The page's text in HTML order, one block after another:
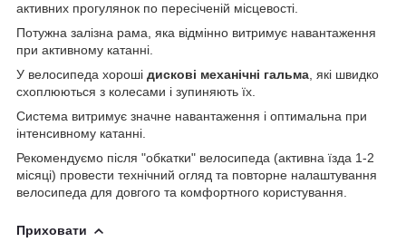
активних прогулянок по пересіченій місцевості.
Потужна залізна рама, яка відмінно витримує навантаження
при активному катанні.
У велосипеда хороші дискові механічні гальма , які швидко
схоплюються з колесами і зупиняють їх.
Система витримує значне навантаження і оптимальна при
інтенсивному катанні.
Рекомендуємо після "обкатки" велосипеда (активна їзда 1-2
місяці) провести технічний огляд та повторне налаштування
велосипеда для довгого та комфортного користування.
Приховати